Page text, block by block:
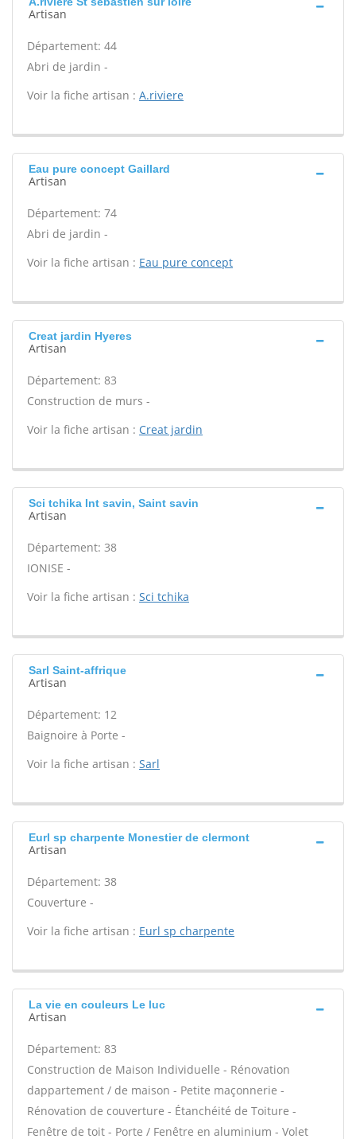
Artisan
Département: 44
Abri de jardin -
Voir la fiche artisan : A.riviere
Eau pure concept Gaillard
Artisan
Département: 74
Abri de jardin -
Voir la fiche artisan : Eau pure concept
Creat jardin Hyeres
Artisan
Département: 83
Construction de murs -
Voir la fiche artisan : Creat jardin
Sci tchika Int savin, Saint savin
Artisan
Département: 38
IONISE -
Voir la fiche artisan : Sci tchika
Sarl Saint-affrique
Artisan
Département: 12
Baignoire à Porte -
Voir la fiche artisan : Sarl
Eurl sp charpente Monestier de clermont
Artisan
Département: 38
Couverture -
Voir la fiche artisan : Eurl sp charpente
La vie en couleurs Le luc
Artisan
Département: 83
Construction de Maison Individuelle - Rénovation
dappartement / de maison - Petite maçonnerie -
Rénovation de couverture - Étanchéité de Toiture -
Fenêtre de toit - Porte / Fenêtre en aluminium - Volet